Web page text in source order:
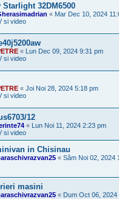
Starlight 32DM6500
« Mar Dec 10, 2024
si video
« Lun Dec 09, 2024 9:31 pm
si video
« Joi Noi 28, 2024 5:18 pm
si video
12
« Lun Noi 11, 2024 2:23 pm
si video
in Chisinau
« Sâm Noi 02, 2024
masini
« Dum Oct 06, 2024